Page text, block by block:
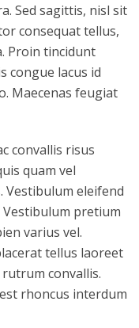
Sed sagittis, nisl sit
consequat tellus,
Proin tincidunt
congue lacus id
Maecenas feugiat
convallis risus
quam vel
Vestibulum eleifend
Vestibulum pretium
varius vel.
tellus laoreet
convallis.
rhoncus interdum